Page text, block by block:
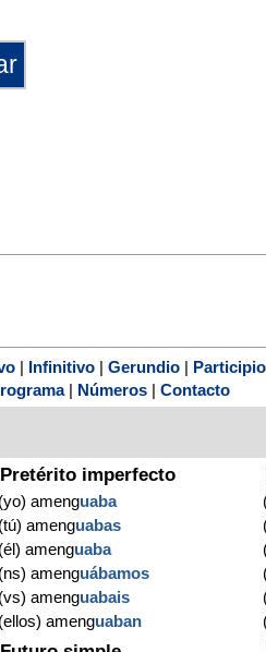
Infinitivo Gerundio
Participio
| Números Contacto
Pretérito imperfecto
(yo) amenguaba
(tú) amenguabas
(él) amenguaba
(ns) amenguábamos
(vs) amenguabais
(ellos) amenguaban